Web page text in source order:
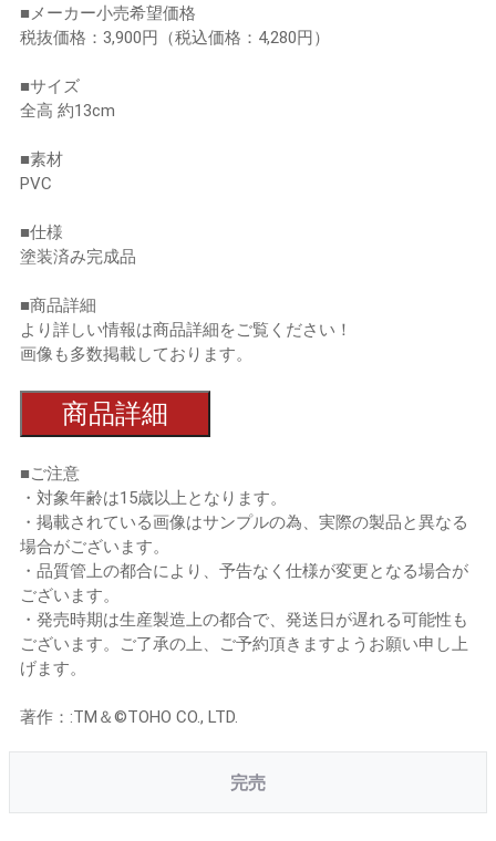
■メーカー小売希望価格
税抜価格：3,900円（税込価格：4,280円）
■サイズ
全高 約13cm
■素材
PVC
■仕様
塗装済み完成品
■商品詳細
より詳しい情報は商品詳細をご覧ください！
画像も多数掲載しております。
商品詳細
■ご注意
・対象年齢は15歳以上となります。
・掲載されている画像はサンプルの為、実際の製品と異なる
場合がございます。
・品質管上の都合により、予告なく仕様が変更となる場合が
ございます。
・発売時期は生産製造上の都合で、発送日が遅れる可能性も
ございます。ご了承の上、ご予約頂きますようお願い申し上
げます。
著作：:TM＆©TOHO CO., LTD.
完売